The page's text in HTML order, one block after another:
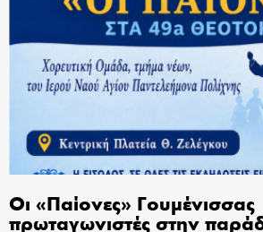
Οι «Παίονες» Γουμένισσας
πρωταγωνιστές στην